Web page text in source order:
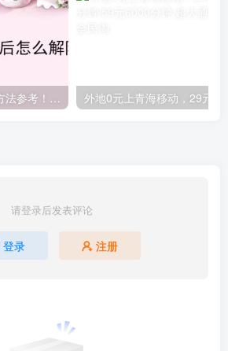
联通网络 解除限速方法参考！畅享、畅玩、老白干等及其它地区自测了
请登录后发表评论
登录 注册